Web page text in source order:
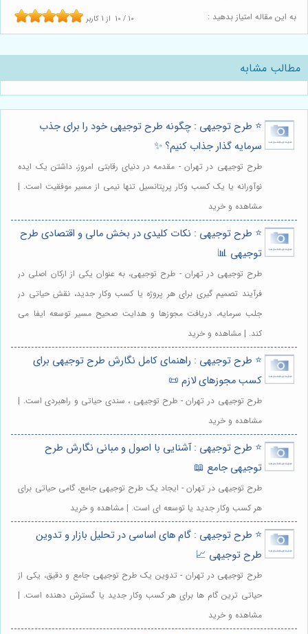
به این مقاله امتیاز بدهید : 10 / 10 از 1 کاربر
مطالب مشابه
⭐️ طرح توجیهی : چگونه طرح توجیهی خود را برای جذب
سرمایه گذار جذاب کنیم؟ ✨
طرح توجیهی در تهران - مقدمه در دنیای رقابتی امروز، داشتن یک ایده
نوآورانه یا یک کسب وکار پرپتانسیل تنها نیمی از مسیر موفقیت است. |
مشاهده و خرید
⭐️ طرح توجیهی : نکات کلیدی در بخش مالی و اقتصادی طرح
توجیهی 📊
طرح توجیهی در تهران - طرح توجیهی، به عنوان یکی از ارکان اصلی در
فرآیند تصمیم گیری برای هر پروژه یا کسب وکار جدید، نقش حیاتی در
جلب سرمایه، دریافت مجوزها و هدایت صحیح مسیر توسعه ایفا می
کند. | مشاهده و خرید
⭐️ طرح توجیهی : راهنمای کامل نگارش طرح توجیهی برای
کسب مجوزهای لازم 📜
طرح توجیهی در تهران - طرح توجیهی ، سندی حیاتی و راهبردی است. |
مشاهده و خرید
⭐️ طرح توجیهی : آشنایی با اصول و مبانی نگارش طرح
توجیهی جامع 📖
طرح توجیهی در تهران - ایجاد یک طرح توجیهی جامع، گامی حیاتی برای
هر کسب وکار جدید یا توسعه ای است. | مشاهده و خرید
⭐️ طرح توجیهی : گام های اساسی در تحلیل بازار و تدوین
طرح توجیهی 📈
طرح توجیهی در تهران - تدوین یک طرح توجیهی جامع و دقیق، یکی از
حیاتی ترین گام ها برای هر کسب وکار جدید یا گسترش دهنده است. |
مشاهده و خرید